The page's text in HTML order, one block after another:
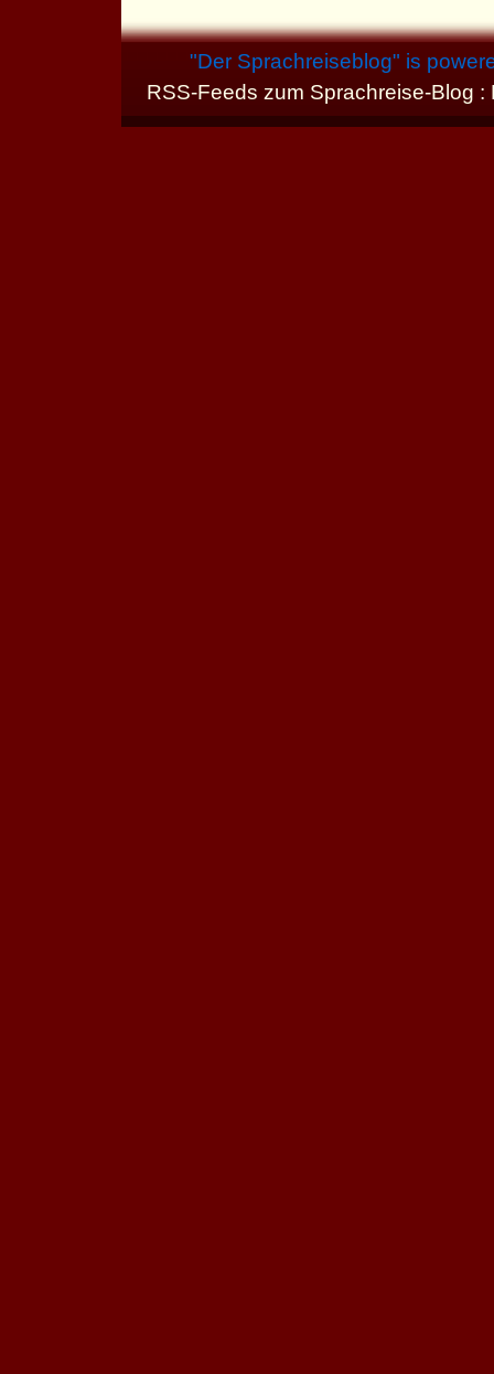
"Der Sprachreiseblog" is
RSS-Feeds zum Sprachreise-Blog :